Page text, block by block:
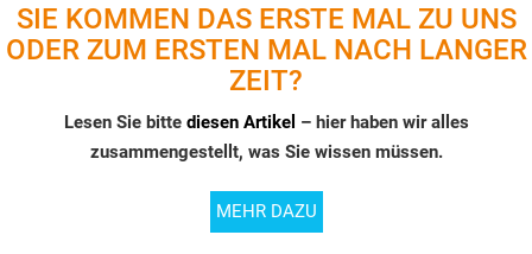
SIE KOMMEN DAS ERSTE MAL ZU UNS
ODER ZUM ERSTEN MAL NACH LANGER
ZEIT?
Lesen Sie bitte diesen Artikel – hier haben wir alles
zusammengestellt, was Sie wissen müssen.
MEHR DAZU